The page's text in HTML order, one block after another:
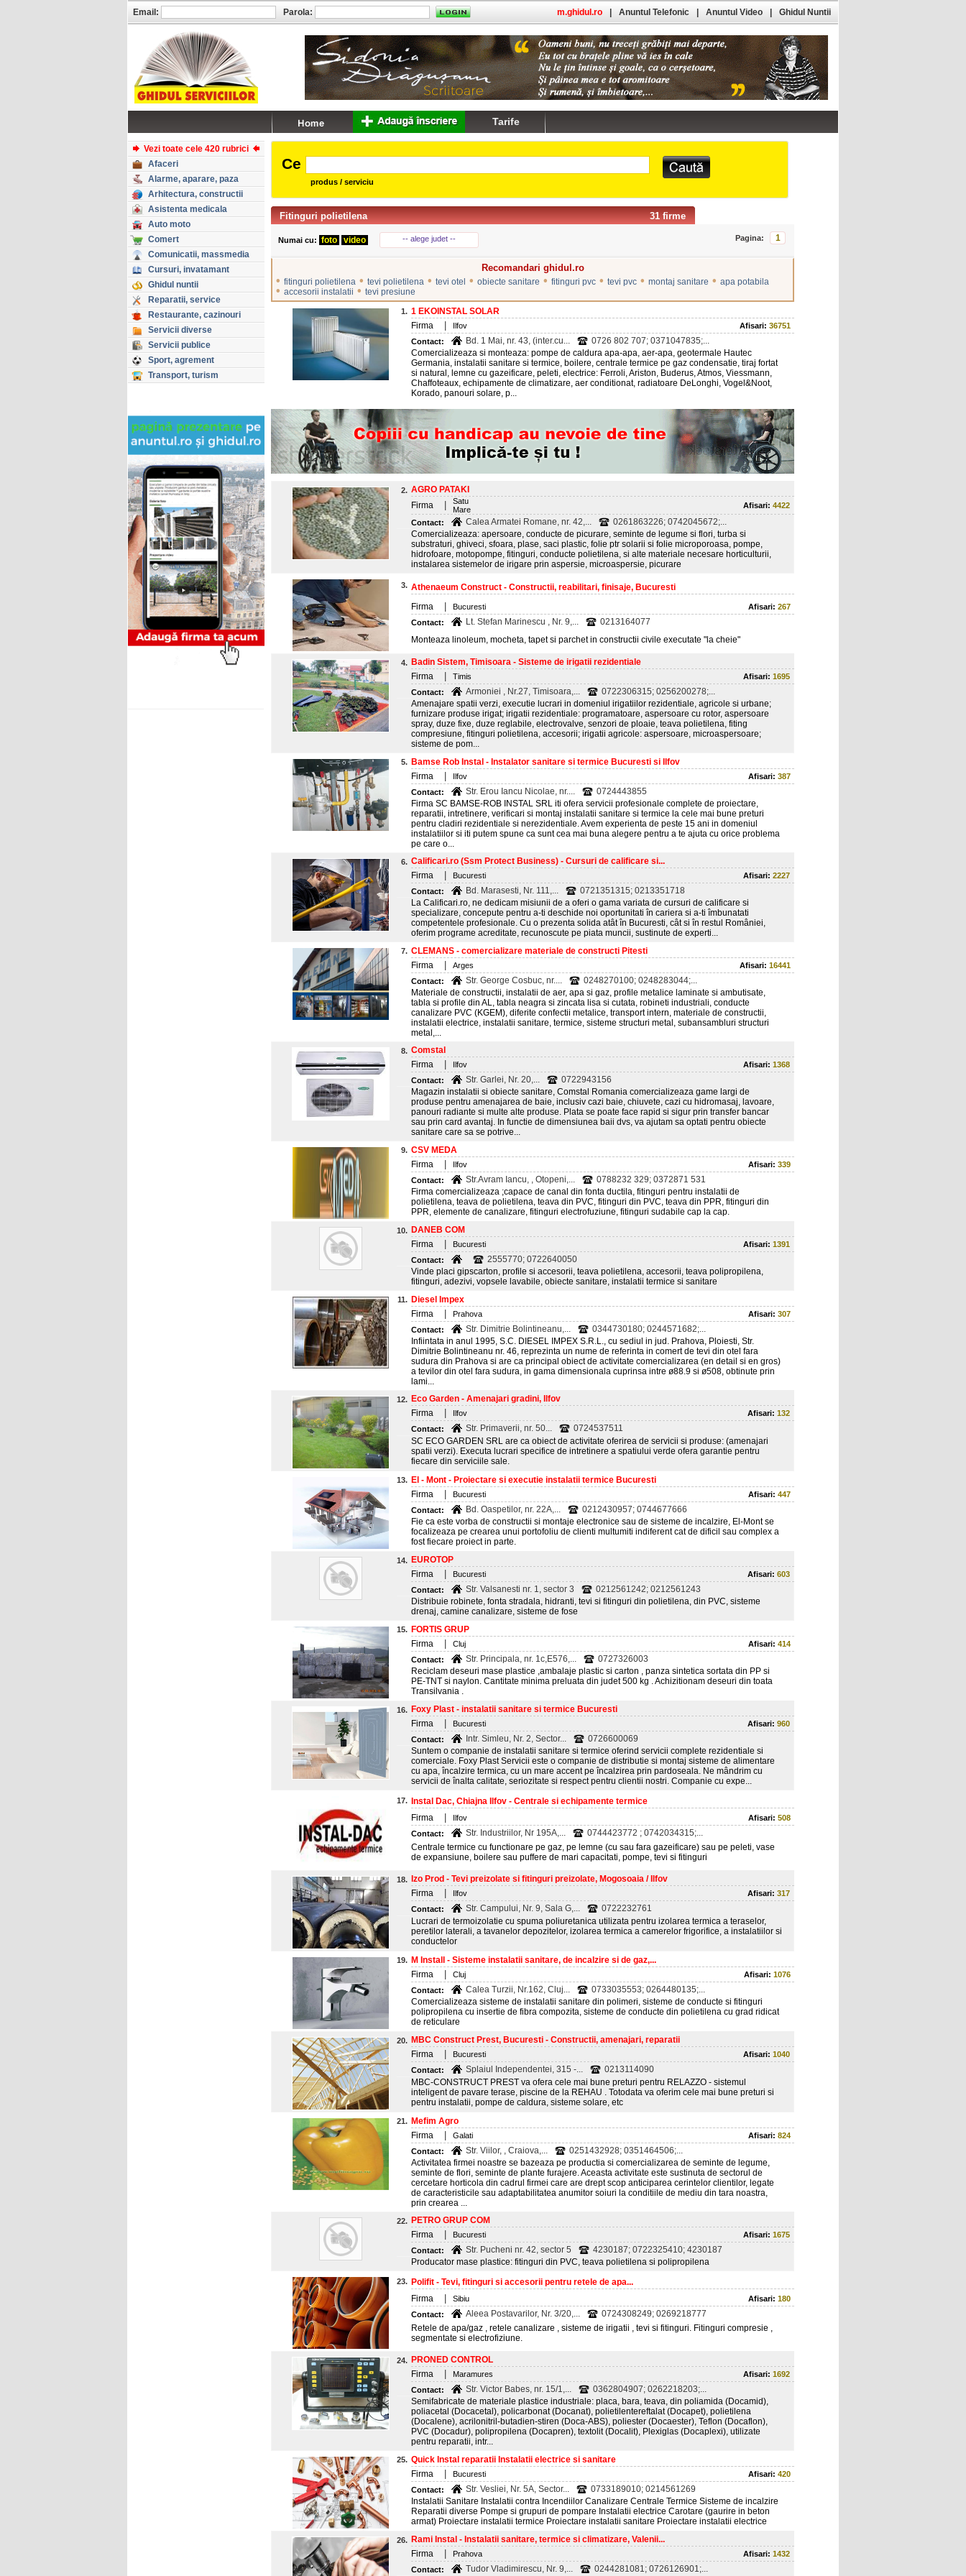
Vezi toate cele 420 rubrici
Afaceri
Alarme, aparare, paza
Arhitectura, constructii
Asistenta medicala
Auto moto
Comert
Comunicatii, massmedia
Cursuri, invatamant
Ghidul nuntii
Reparatii, service
Restaurante, cazinouri
Servicii diverse
Servicii publice
Sport, agrement
Transport, turism
Ce
produs / serviciu
31 firme
Fitinguri polietilena
Numai cu: foto video -- alege judet -- Pagina: 1
Recomandari ghidul.ro
• fitinguri polietilena • tevi polietilena • tevi otel • obiecte sanitare • fitinguri pvc • tevi pvc • montaj sanitare • apa potabila
• accesorii instalatii • tevi presiune
1. 1 EKOINSTAL SOLAR
Firma
Ilfov Afisari: 36751
Contact:
Bd. 1 Mai, nr. 43, (inter.cu...
0726 802 707; 0371047835;...
Comercializeaza si monteaza: pompe de caldura apa-apa, aer-apa, geotermale Hautec
Germania, instalatii sanitare si termice, boilere, centrale termice pe gaz condensatie, tiraj fortat
si natural, lemne cu gazeificare, peleti, electrice: Ferroli, Ariston, Buderus, Atmos, Viessmann,
Chaffoteaux, echipamente de climatizare, aer conditionat, radiatoare DeLonghi, Vogel&Noot,
Korado, panouri solare, p...
2. AGRO PATAKI
Firma
Satu
Mare
Afisari: 4422
Contact:
Calea Armatei Romane, nr. 42,...
0261863226; 0742045672;...
Comercializeaza: apersoare, conducte de picurare, seminte de legume si flori, turba si
substraturi, ghiveci, sfoara, plase, saci plastic, folie ptr solarii si folie microporoasa, pompe,
hidrofoare, motopompe, fitinguri, conducte polietilena, si alte materiale necesare horticulturii,
instalarea sistemelor de irigare prin aspersie, microaspersie, picurare
3. Athenaeum Construct - Constructii, reabilitari, finisaje, Bucuresti
Firma
Bucuresti Afisari: 267
Contact:
Lt. Stefan Marinescu , Nr. 9,...
0213164077
Monteaza linoleum, mocheta, tapet si parchet in constructii civile executate "la cheie"
4. Badin Sistem, Timisoara - Sisteme de irigatii rezidentiale
Firma
Timis Afisari: 1695
Contact:
Armoniei , Nr.27, Timisoara,...
0722306315; 0256200278;...
Amenajare spatii verzi, executie lucrari in domeniul irigatiilor rezidentiale, agricole si urbane;
furnizare produse irigat; irigatii rezidentiale: programatoare, aspersoare cu rotor, aspersoare
spray, duze fixe, duze reglabile, electrovalve, senzori de ploaie, teava polietilena, fiting
compresiune, fitinguri polietilena, accesorii; irigatii agricole: aspersoare, microaspersoare;
sisteme de pom...
5. Bamse Rob Instal - Instalator sanitare si termice Bucuresti si Ilfov
Firma
Ilfov Afisari: 387
Contact:
Str. Erou Iancu Nicolae, nr....
0724443855
Firma SC BAMSE-ROB INSTAL SRL iti ofera servicii profesionale complete de proiectare,
reparatii, intretinere, verificari si montaj instalatii sanitare si termice la cele mai bune preturi
pentru cladiri rezidentiale si nerezidentiale. Avem experienta de peste 15 ani in domeniul
instalatiilor si iti putem spune ca sunt cea mai buna alegere pentru a te ajuta cu orice problema
pe care o...
6. Calificari.ro (Ssm Protect Business) - Cursuri de calificare si...
Firma
Bucuresti Afisari: 2227
Contact:
Bd. Marasesti, Nr. 111,...
0721351315; 0213351718
La Calificari.ro, ne dedicam misiunii de a oferi o gama variata de cursuri de calificare si
specializare, concepute pentru a-ti deschide noi oportunitati în cariera si a-ti îmbunatati
competentele profesionale. Cu o prezenta solida atât în Bucuresti, cât si în restul României,
oferim programe acreditate, recunoscute pe piata muncii, sustinute de experti...
7. CLEMANS - comercializare materiale de constructi Pitesti
Firma
Arges Afisari: 16441
Contact:
Str. George Cosbuc, nr....
0248270100; 0248283044;...
Materiale de constructii, instalatii de aer, apa si gaz, profile metalice laminate si ambutisate,
tabla si profile din AL, tabla neagra si zincata lisa si cutata, robineti industriali, conducte
canalizare PVC (KGEM), diferite confectii metalice, transport intern, materiale de constructii,
instalatii electrice, instalatii sanitare, termice, sisteme structuri metal, subansambluri structuri
metal,...
8. Comstal
Firma
Ilfov Afisari: 1368
Contact:
Str. Garlei, Nr. 20,...
0722943156
Magazin instalatii si obiecte sanitare, Comstal Romania comercializeaza game largi de
produse pentru amenajarea de baie, inclusiv cazi baie, chiuvete, cazi cu hidromasaj, lavoare,
panouri radiante si multe alte produse. Plata se poate face rapid si sigur prin transfer bancar
sau prin card avantaj. In functie de dimensiunea baii dvs, va ajutam sa optati pentru obiecte
sanitare care sa se potrive...
9. CSV MEDA
Firma
Ilfov Afisari: 339
Contact:
Str.Avram Iancu, , Otopeni,...
0788232 329; 0372871 531
Firma comercializeaza ;capace de canal din fonta ductila, fitinguri pentru instalatii de
polietilena, teava de polietilena, teava din PVC, fitinguri din PVC, teava din PPR, fitinguri din
PPR, elemente de canalizare, fitinguri electrofuziune, fitinguri sudabile cap la cap.
10. DANEB COM
Firma
Bucuresti Afisari: 1391
Contact:
2555770; 0722640050
Vinde placi gipscarton, profile si accesorii, teava polietilena, accesorii, teava polipropilena,
fitinguri, adezivi, vopsele lavabile, obiecte sanitare, instalatii termice si sanitare
11. Diesel Impex
Firma
Prahova Afisari: 307
Contact:
Str. Dimitrie Bolintineanu,...
0344730180; 0244571682;...
Infiintata in anul 1995, S.C. DIESEL IMPEX S.R.L., cu sediul in jud. Prahova, Ploiesti, Str.
Dimitrie Bolintineanu nr. 46, reprezinta un nume de referinta in comert de tevi din otel fara
sudura din Prahova si are ca principal obiect de activitate comercializarea (en detail si en gros)
a tevilor din otel fara sudura, in gama dimensionala cuprinsa intre ø88.9 si ø508, obtinute prin
lami...
12. Eco Garden - Amenajari gradini, Ilfov
Firma
Ilfov Afisari: 132
Contact:
Str. Primaverii, nr. 50...
0724537511
SC ECO GARDEN SRL are ca obiect de activitate oferirea de servicii si produse: (amenajari
spatii verzi). Executa lucrari specifice de intretinere a spatiului verde ofera garantie pentru
fiecare din serviciile sale.
13. El - Mont - Proiectare si executie instalatii termice Bucuresti
Firma
Bucuresti Afisari: 447
Contact:
Bd. Oaspetilor, nr. 22A,...
0212430957; 0744677666
Fie ca este vorba de constructii si montaje electronice sau de sisteme de incalzire, El-Mont se
focalizeaza pe crearea unui portofoliu de clienti multumiti indiferent cat de dificil sau complex a
fost fiecare proiect in parte.
14. EUROTOP
Firma
Bucuresti Afisari: 603
Contact:
Str. Valsanesti nr. 1, sector 3
0212561242; 0212561243
Distribuie robinete, fonta stradala, hidranti, tevi si fitinguri din polietilena, din PVC, sisteme
drenaj, camine canalizare, sisteme de fose
15. FORTIS GRUP
Firma
Cluj Afisari: 414
Contact:
Str. Principala, nr. 1c,E576,...
0727326003
Reciclam deseuri mase plastice ,ambalaje plastic si carton , panza sintetica sortata din PP si
PE-TNT si naylon. Cantitate minima preluata din judet 500 kg . Achizitionam deseuri din toata
Transilvania .
16. Foxy Plast - instalatii sanitare si termice Bucuresti
Firma
Bucuresti Afisari: 960
Contact:
Intr. Simleu, Nr. 2, Sector...
0726600069
Suntem o companie de instalatii sanitare si termice oferind servicii complete rezidentiale si
comerciale. Foxy Plast Servicii este o companie de distributie si montaj sisteme de alimentare
cu apa, încalzire termica, cu un mare accent pe încalzirea prin pardoseala. Ne mândrim cu
servicii de înalta calitate, seriozitate si respect pentru clientii nostri. Companie cu expe...
17.
Instal Dac, Chiajna Ilfov - Centrale si echipamente termice
Firma
Ilfov Afisari: 508
Contact:
Str. Industriilor, Nr 195A,...
0744423772 ; 0742034315;...
Centrale termice cu functionare pe gaz, pe lemne (cu sau fara gazeificare) sau pe peleti, vase
de expansiune, boilere sau puffere de mari capacitati, pompe, tevi si fitinguri
18.
Izo Prod - Tevi preizolate si fitinguri preizolate, Mogosoaia / Ilfov
Firma
Ilfov Afisari: 317
Contact:
Str. Campului, Nr. 9, Sala G,...
0722232761
Lucrari de termoizolatie cu spuma poliuretanica utilizata pentru izolarea termica a teraselor,
peretilor laterali, a tavanelor depozitelor, izolarea termica a camerelor frigorifice, a instalatiilor si
conductelor
19. M Install - Sisteme instalatii sanitare, de incalzire si de gaz,...
Firma
Cluj Afisari: 1076
Contact:
Calea Turzii, Nr.162, Cluj...
0733035553; 0264480135;...
Comercializeaza sisteme de instalatii sanitare din polimeri, sisteme de conducte si fitinguri
polipropilena cu insertie de fibra compozita, sisteme de conducte din polietilena cu grad ridicat
de reticulare
20. MBC Construct Prest, Bucuresti - Constructii, amenajari, reparatii
Firma
Bucuresti Afisari: 1040
Contact:
Splaiul Independentei, 315 -...
0213114090
MBC-CONSTRUCT PREST va ofera cele mai bune preturi pentru RELAZZO - sistemul
inteligent de pavare terase, piscine de la REHAU . Totodata va oferim cele mai bune preturi si
pentru instalatii, pompe de caldura, sisteme solare, etc
21. Mefim Agro
Firma
Galati Afisari: 824
Contact:
Str. Viilor, , Craiova,...
0251432928; 0351464506;...
Activitatea firmei noastre se bazeaza pe productia si comercializarea de seminte de legume,
seminte de flori, seminte de plante furajere. Aceasta activitate este sustinuta de sectorul de
cercetare horticola din cadrul firmei care are drept scop anticiparea cerintelor clientilor, legate
de caracteristicile sau adaptabilitatea anumitor soiuri la conditiile de mediu din tara noastra,
prin crearea ...
22. PETRO GRUP COM
Firma
Bucuresti Afisari: 1675
Contact:
Str. Pucheni nr. 42, sector 5
4230187; 0722325410; 4230187
Producator mase plastice: fitinguri din PVC, teava polietilena si polipropilena
23. Polifit - Tevi, fitinguri si accesorii pentru retele de apa...
Firma
Sibiu Afisari: 180
Contact:
Aleea Postavarilor, Nr. 3/20,...
0724308249; 0269218777
Retele de apa/gaz , retele canalizare , sisteme de irigatii , tevi si fitinguri. Fitinguri compresie ,
segmentate si electrofiziune.
24. PRONED CONTROL
Firma
Maramures Afisari: 1692
Contact:
Str. Victor Babes, nr. 15/1,...
0362804907; 0262218203;...
Semifabricate de materiale plastice industriale: placa, bara, teava, din poliamida (Docamid),
poliacetal (Docacetal), policarbonat (Docanat), polietilentereftalat (Docapet), polietilena
(Docalene), acrilonitril-butadien-stiren (Doca-ABS), poliester (Docaester), Teflon (Docaflon),
PVC (Docadur), polipropilena (Docapren), textolit (Docalit), Plexiglas (Docaplexi), utilizate
pentru reparatii, intr...
25. Quick Instal reparatii Instalatii electrice si sanitare
Firma
Bucuresti Afisari: 420
Contact:
Str. Vesliei, Nr. 5A, Sector...
0733189010; 0214561269
Instalatii Sanitare Instalatii contra Incendiilor Canalizare Centrale Termice Sisteme de incalzire
Reparatii diverse Pompe si grupuri de pompare Instalatii electrice Carotare (gaurire in beton
armat) Proiectare instalatii termice Proiectare instalatii sanitare Proiectare instalatii electrice
26. Rami Instal - Instalatii sanitare, termice si climatizare, Valenii...
Firma
Prahova Afisari: 1432
Contact:
Tudor Vladimirescu, Nr. 9,... 0244281081; 0726126901;...
Email: Parola: m.ghidul.ro Anuntul Telefonic Anuntul Video Ghidul Nuntii
Tarife